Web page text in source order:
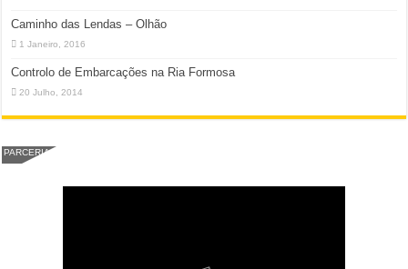
Caminho das Lendas – Olhão
1 Janeiro, 2016
Controlo de Embarcações na Ria Formosa
20 Julho, 2014
PARCERIA